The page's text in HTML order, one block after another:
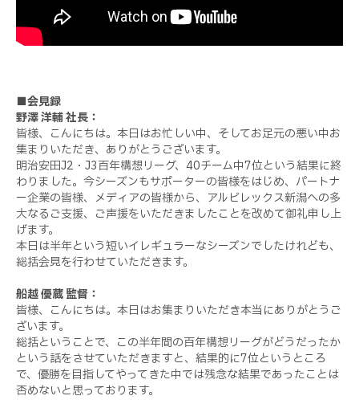
■会見録
野澤 洋輔 社長：
皆様、こんにちは。本日はお忙しい中、そしてお足元の悪い中お
集まりいただき、ありがとうございます。
明治安田J2・J3百年構想リーグ、40チーム中7位という結果に終
わりました。今シーズンもサポーターの皆様をはじめ、パートナ
ー企業の皆様、メディアの皆様から、アルビレックス新潟への多
大なるご支援、ご声援をいただきましたことを改めて御礼申し上
げます。
本日は半年という短いイレギュラーなシーズンでしたけれども、
総括会見を行わせていただきます。
船越 優蔵 監督：
皆様、こんにちは。本日はお集まりいただき本当にありがとうご
ざいます。
総括ということで、この半年間の百年構想リーグがどうだったか
という話をさせていただきますと、結果的に7位というところ
で、優勝を目指してやってきた中では残念な結果であったことは
否めないと思っております。